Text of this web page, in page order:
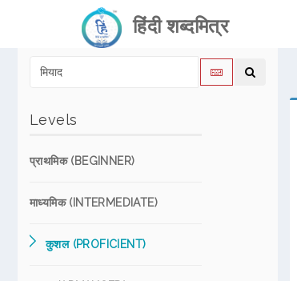
हिंदी शब्दमित्र
Levels
प्राथमिक (BEGINNER)
माध्यमिक (INTERMEDIATE)
कुशल (PROFICIENT)